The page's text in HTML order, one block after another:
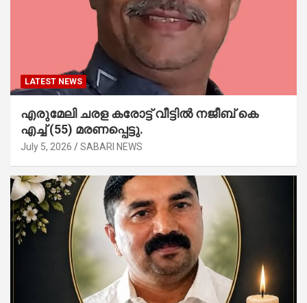
LATEST NEWS
എരുമേലി ചരള കരോട്ട് വീട്ടിൽ നജീബ് കെ
എച്ച് (55) മരണപ്പെട്ടു.
July 5, 2026 SABARI NEWS